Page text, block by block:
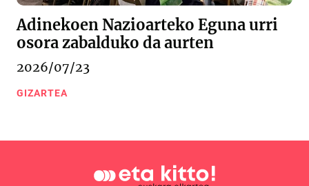
Adinekoen Nazioarteko Eguna urri
osora zabalduko da aurten
2026/07/23
GIZARTEA